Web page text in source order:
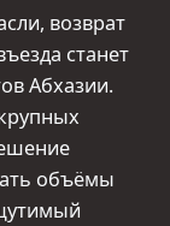
возврат
станет
Абхазии.
объёмы